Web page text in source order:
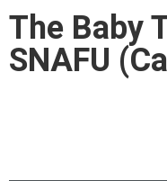
The Baby
SNAFU